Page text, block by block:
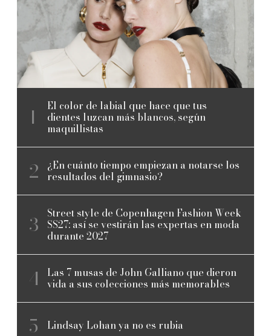
El color de labial que hace que tus
dientes luzcan más blancos, según
maquillistas
¿En cuánto tiempo empiezan a notarse los
resultados del gimnasio?
Street style de Copenhagen Fashion Week
SS27: así se vestirán las expertas en moda
durante 2027
Las 7 musas de John Galliano que dieron
vida a sus colecciones más memorables
Lindsay Lohan ya no es rubia